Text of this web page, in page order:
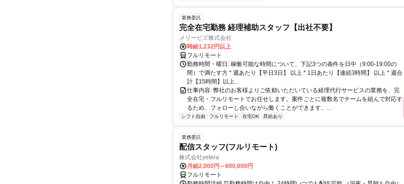
業務委託
完全在宅勤務 経理補助スタッフ【出社不要】
メリービズ株式会社
時給1,232円以上
フルリモート
勤務時間・曜日: 稼働可能な時間について、下記3つの条件を日中（9:00-19:00の
間）で満たす方 * 週あたり【平日3日】 以上 * 1日あたり【連続3時間】 以上 * 週合
計【15時間】以上...
仕事内容: 弊社のお客様よりご依頼いただいている経理代行サービスの業務を、完
全在宅・フルリモートでお任せします。案件ごとに複数名でチームを組んで対応す
るため、フォローし合いながら働くことができます。...
シフト自由 フルリモート 在宅OK 昇給あり
業務委託
配信スタッフ(フルリモート)
株式会社yetera
月給2,000円～600,000円
フルリモート